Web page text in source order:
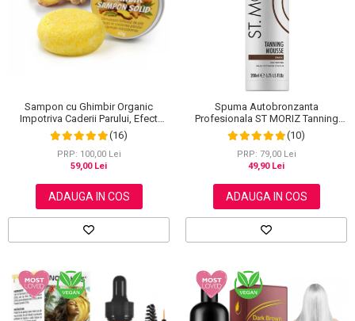
Scrub / Balsam de buze
Netestate pe Animale
Sampon cu Ghimbir Organic
Impotriva Caderii Parului, Efect
Regenerator, 100% Natural, NOVA
KISS® 60 g
(16)
PRP: 100,00 Lei
59,00 Lei
ADAUGA IN COS
Spuma Autobronzanta
Profesionala ST MORIZ Tanning
Mousse, Efect instant, Dark, 200 ml
(10)
PRP: 79,00 Lei
49,90 Lei
ADAUGA IN COS